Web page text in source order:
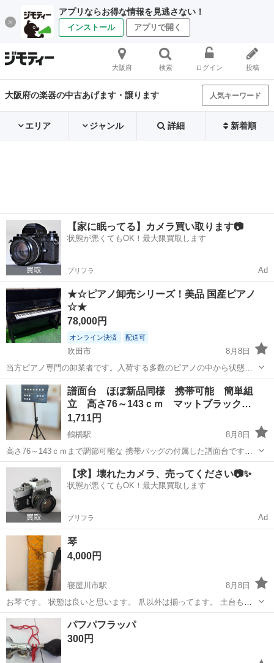
アプリならお得な情報を見逃さない！
インストール アプリで開く
大阪府 検索 ログイン 投稿
大阪府の楽器の中古あげます・譲ります 人気キーワード
エリア ジャンル 詳細 新着順
【家に眠ってる】カメラ買い取ります📷
状態が悪くてもOK！最大限買取します
プリフラ Ad
★☆ピアノ卸売シリーズ！美品 国産ピアノ
☆★
78,000円
オンライン決済 配送可
吹田市
8月8日
当方ピアノ専門の卸業者です。入荷する多数のピアノの中から状態が
良く美品なものや稀少品を厳選し、一般向けに直販にてご提供致しま
す。 中古品ですのでごく細かなキズや補修跡等がある場合もございま
すが、ご理解をお願い致します。新...
大阪 吹田市 鍵盤楽器、ピアノ 専門
譜面台 ほぼ新品同様 携帯可能 簡単組
立 高さ76～143ｃｍ マットブラック…
1,711円
鶴橋駅
8月8日
高さ76～143ｃｍまで調節可能な 携帯バッグの付属した譜面台です。
クリスマス会の合奏に一度だけ 使いました。 ほんの30分ほどの使用で
したので とても綺麗な状態です。 机の上に置いても使え...
大阪 大阪市 鶴橋駅 アクセサリー
【求】壊れたカメラ、売ってください📷✨
状態が悪くてもOK！最大限買取します
プリフラ Ad
琴
4,000円
寝屋川市駅
8月8日
お琴です。 状態は良いと思います。 爪以外は揃ってます。 土台も低
い方、高い方あります。 引き取りに来ていただける方お願いします。
大阪 寝屋川市 寝屋川市駅
パフパフラッパ
300円